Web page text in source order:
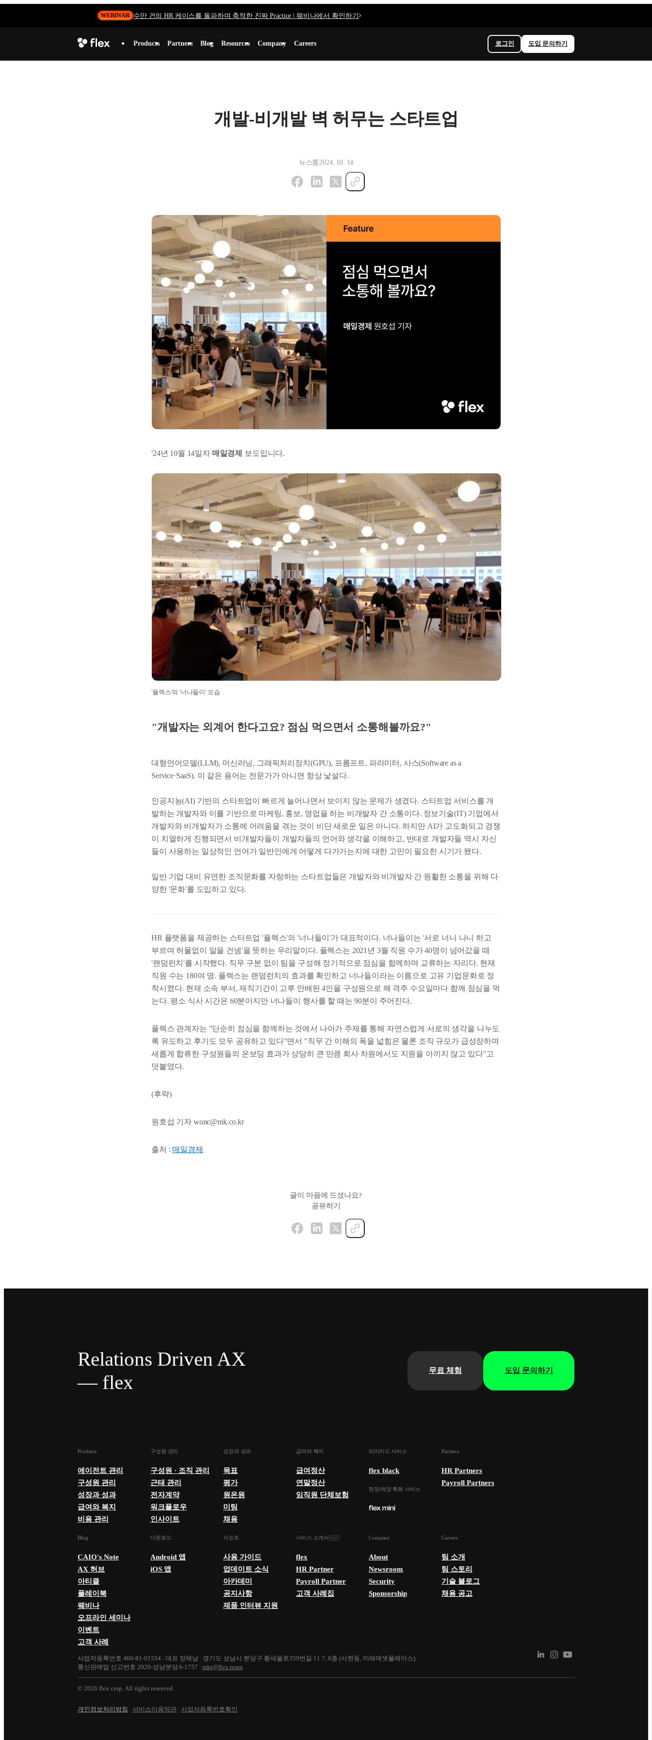
WEBINAR 수만 건의 HR 케이스를 돌파하며 축적한 진짜 Practice | 웨비나에서 확인하기
Products Partners Blog Resources Company Careers 로그인 도입 문의하기
개발-비개발 벽 허무는 스타트업
뉴스룸2024. 10. 14
'24년 10월 14일자 매일경제 보도입니다.
'플렉스'의 '너나들이' 모습
"개발자는 외계어 한다고요? 점심 먹으면서 소통해볼까요?"
대형언어모델(LLM), 머신러닝, 그래픽처리장치(GPU), 프롬프트, 파라미터, 사스(Software as a
Service·SaaS). 이 같은 용어는 전문가가 아니면 항상 낯설다.
인공지능(AI) 기반의 스타트업이 빠르게 늘어나면서 보이지 않는 문제가 생겼다. 스타트업 서비스를 개
발하는 개발자와 이를 기반으로 마케팅, 홍보, 영업을 하는 비개발자 간 소통이다. 정보기술(IT) 기업에서
개발자와 비개발자가 소통에 어려움을 겪는 것이 비단 새로운 일은 아니다. 하지만 AI가 고도화되고 경쟁
이 치열하게 진행되면서 비개발자들이 개발자들의 언어와 생각을 이해하고, 반대로 개발자들 역시 자신
들이 사용하는 일상적인 언어가 일반인에게 어떻게 다가가는지에 대한 고민이 필요한 시기가 됐다.
일반 기업 대비 유연한 조직문화를 자랑하는 스타트업들은 개발자와 비개발자 간 원활한 소통을 위해 다
양한 '문화'를 도입하고 있다.
HR 플랫폼을 제공하는 스타트업 '플렉스'의 '너나들이'가 대표적이다. 너나들이는 '서로 너니 나니 하고
부르며 허물없이 말을 건넴'을 뜻하는 우리말이다. 플렉스는 2021년 3월 직원 수가 40명이 넘어갔을 때
'랜덤런치'를 시작했다. 직무 구분 없이 팀을 구성해 정기적으로 점심을 함께하며 교류하는 자리다. 현재
직원 수는 180여 명. 플렉스는 랜덤런치의 효과를 확인하고 너나들이라는 이름으로 고유 기업문화로 정
착시켰다. 현재 소속 부서, 재직기간이 고루 안배된 4인을 구성원으로 해 격주 수요일마다 함께 점심을 먹
는다. 평소 식사 시간은 60분이지만 너나들이 행사를 할 때는 90분이 주어진다.
플렉스 관계자는 "단순히 점심을 함께하는 것에서 나아가 주제를 통해 자연스럽게 서로의 생각을 나누도
록 유도하고 후기도 모두 공유하고 있다"면서 "직무 간 이해의 폭을 넓힘은 물론 조직 규모가 급성장하며
새롭게 합류한 구성원들의 온보딩 효과가 상당히 큰 만큼 회사 차원에서도 지원을 아끼지 않고 있다"고
덧붙였다.
(후략)
원호섭 기자 wonc@mk.co.kr
출처 : 매일경제
글이 마음에 드셨나요?
공유하기
Relations Driven AX
— flex
무료 체험 도입 문의하기
Products
에이전트 관리
구성원 관리
성장과 성과
급여와 복지
비용 관리
구성원 관리
구성원 · 조직 관리
근태 관리
전자계약
워크플로우
인사이트
성장과 성과
목표
평가
원온원
미팅
채용
급여와 복지
급여정산
연말정산
임직원 단체보험
리미티드 서비스
flex black
현장/매장 특화 서비스
Partners
HR Partners
Payroll Partners
Blog
CAIO's Note
AX 허브
아티클
플레이북
웨비나
오프라인 세미나
이벤트
고객 사례
다운로드
Android 앱
iOS 앱
서포트
사용 가이드
업데이트 소식
아카데미
공지사항
제품 인터뷰 지원
서비스 소개서
flex
HR Partner
Payroll Partner
고객 사례집
Company
About
Newsroom
Security
Sponsorship
Careers
팀 소개
팀 스토리
기술 블로그
채용 공고
사업자등록번호 460-81-01554 대표 장해남
경기도 성남시 분당구 황새울로359번길 11 7, 8층 (서현동, 미래에셋플레이스)
통신판매업 신고번호 2020-성남분당A-1757
mkt@flex.team
© 2026 flex corp. All rights reserved.
개인정보처리방침 서비스이용약관 사업자등록번호확인